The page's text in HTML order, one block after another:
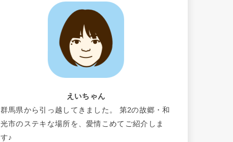
えいちゃん
群馬県から引っ越してきました。 第2の故郷・和
光市のステキな場所を、愛情こめてご紹介しま
す♪